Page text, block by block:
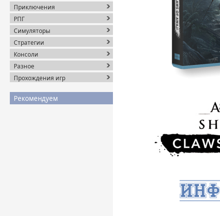
Приключения
РПГ
Симуляторы
Стратегии
Консоли
Разное
Прохождения игр
Рекомендуем